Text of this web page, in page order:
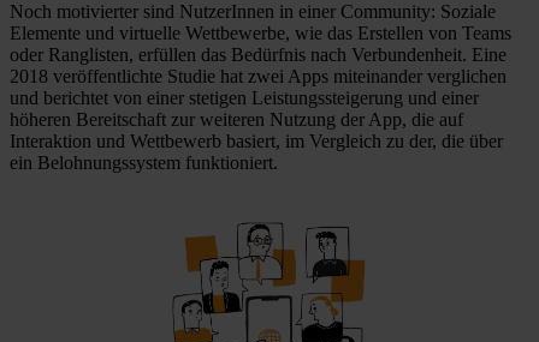
Noch motivierter sind NutzerInnen in einer Community: Soziale
Elemente und virtuelle Wettbewerbe, wie das Erstellen von Teams
oder Ranglisten, erfüllen das Bedürfnis nach Verbundenheit. Eine
2018 veröffentlichte Studie hat zwei Apps miteinander verglichen
und berichtet von einer stetigen Leistungssteigerung und einer
höheren Bereitschaft zur weiteren Nutzung der App, die auf
Interaktion und Wettbewerb basiert, im Vergleich zu der, die über
ein Belohnungssystem funktioniert.